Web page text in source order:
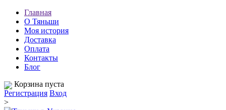
Главная
О Тяньши
Моя история
Доставка
Оплата
Контакты
Блог
Корзина пуста
Регистрация Вход
>